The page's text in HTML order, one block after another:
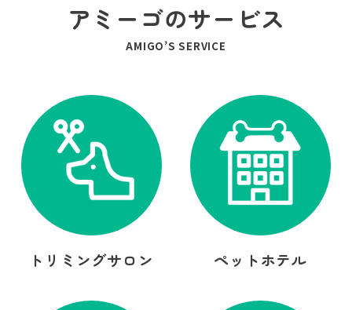
アミーゴのサービス
AMIGO’S SERVICE
トリミングサロン ペットホテル